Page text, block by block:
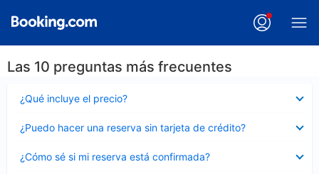
Las 10 preguntas más frecuentes
¿Qué incluye el precio?
cerrado
¿Puedo hacer una reserva sin tarjeta de crédito?
cerrado
¿Cómo sé si mi reserva está confirmada?
cerrado